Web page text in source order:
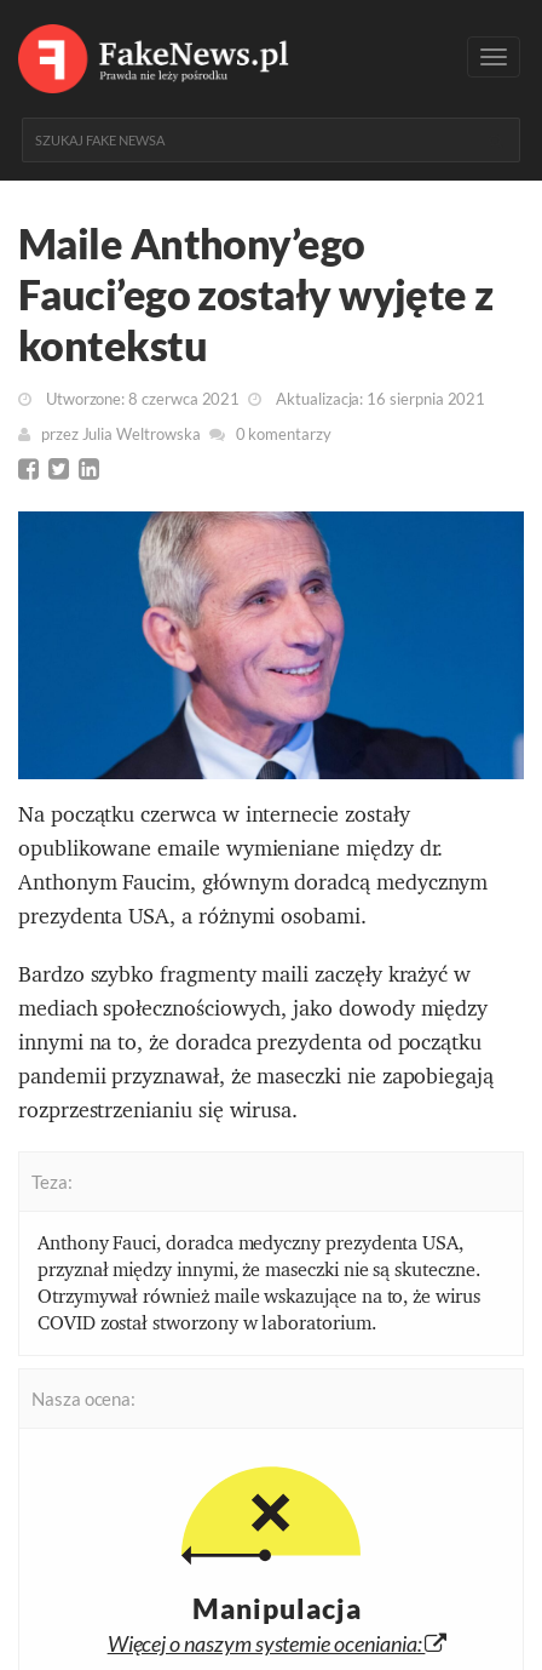
Maile Anthony’ego
Fauci’ego zostały wyjęte z
kontekstu
Utworzone: 8 czerwca 2021
Aktualizacja: 16 sierpnia 2021
przez Julia Weltrowska 0 komentarzy
Na początku czerwca w internecie zostały
opublikowane emaile wymieniane między dr.
Anthonym Faucim, głównym doradcą medycznym
prezydenta USA, a różnymi osobami.
Bardzo szybko fragmenty maili zaczęły krażyć w
mediach społecznościowych, jako dowody między
innymi na to, że doradca prezydenta od początku
pandemii przyznawał, że maseczki nie zapobiegają
rozprzestrzenianiu się wirusa.
Teza:
Anthony Fauci, doradca medyczny prezydenta USA,
przyznał między innymi, że maseczki nie są skuteczne.
Otrzymywał również maile wskazujące na to, że wirus
COVID został stworzony w laboratorium.
Nasza ocena:
Manipulacja
Więcej o naszym systemie oceniania: